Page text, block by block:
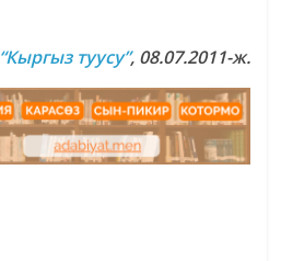
“Кыргыз туусу”, 08.07.2011-ж.